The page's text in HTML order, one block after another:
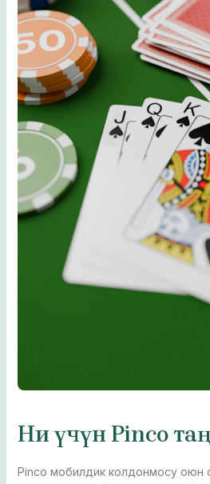
Ни үчүн Pinco
Pinco мобилдик колдонмосу оюн